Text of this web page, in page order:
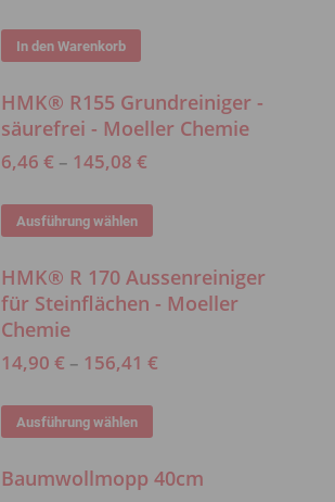
In den Warenkorb
HMK® R155 Grundreiniger -
säurefrei - Moeller Chemie
6,46 € – 145,08 €
Ausführung wählen
weist
mehrere
auf.
Die
Optionen
auf
HMK® R 170 Aussenreiniger
für Steinflächen - Moeller
Chemie
14,90 € – 156,41 €
Ausführung wählen
weist
Baumwollmopp 40cm